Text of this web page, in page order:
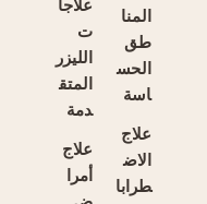
المنا
طق
الحس
اسة
علاج
الاض
طرابا
ت
الليزر
المتق
دمة
علاج
أمرا